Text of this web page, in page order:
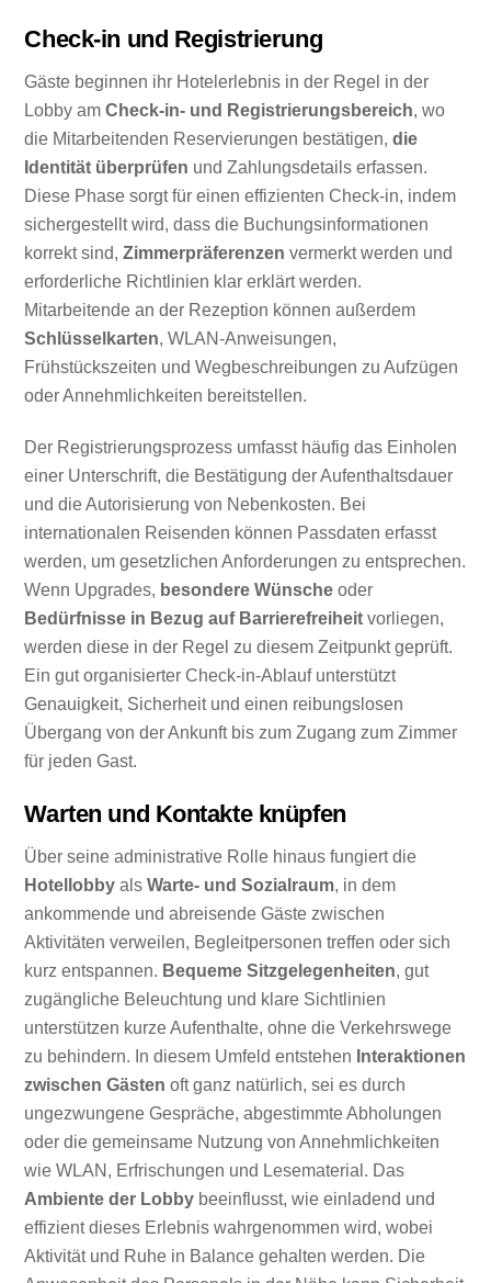
Check-in und Registrierung
Gäste beginnen ihr Hotelerlebnis in der Regel in der
Lobby amCheck-in- und Registrierungsbereich, wo
die Mitarbeitenden Reservierungen bestätigen,die
Identität überprüfen und Zahlungsdetails erfassen.
Diese Phase sorgt für einen effizienten Check-in, indem
sichergestellt wird, dass die Buchungsinformationen
korrekt sind,Zimmerpräferenzen vermerkt werden und
erforderliche Richtlinien klar erklärt werden.
Mitarbeitende an der Rezeption können außerdem
Schlüsselkarten, WLAN-Anweisungen,
Frühstückszeiten und Wegbeschreibungen zu Aufzügen
oder Annehmlichkeiten bereitstellen.
Der Registrierungsprozess umfasst häufig das Einholen
einer Unterschrift, die Bestätigung der Aufenthaltsdauer
und die Autorisierung von Nebenkosten. Bei
internationalen Reisenden können Passdaten erfasst
werden, um gesetzlichen Anforderungen zu entsprechen.
Wenn Upgrades, besondere Wünsche oder
Bedürfnisse in Bezug auf Barrierefreiheit vorliegen,
werden diese in der Regel zu diesem Zeitpunkt geprüft.
Ein gut organisierter Check-in-Ablauf unterstützt
Genauigkeit, Sicherheit und einen reibungslosen
Übergang von der Ankunft bis zum Zugang zum Zimmer
für jeden Gast.
Warten und Kontakte knüpfen
Über seine administrative Rolle hinaus fungiert die
Hotellobby alsWarte- und Sozialraum, in dem
ankommende und abreisende Gäste zwischen
Aktivitäten verweilen, Begleitpersonen treffen oder sich
kurz entspannen. Bequeme Sitzgelegenheiten, gut
zugängliche Beleuchtung und klare Sichtlinien
unterstützen kurze Aufenthalte, ohne die Verkehrswege
zu behindern. In diesem Umfeld entstehen Interaktionen
zwischen Gästen oft ganz natürlich, sei es durch
ungezwungene Gespräche, abgestimmte Abholungen
oder die gemeinsame Nutzung von Annehmlichkeiten
wie WLAN, Erfrischungen und Lesematerial. Das
Ambiente der Lobby beeinflusst, wie einladend und
effizient dieses Erlebnis wahrgenommen wird, wobei
Aktivität und Ruhe in Balance gehalten werden. Die